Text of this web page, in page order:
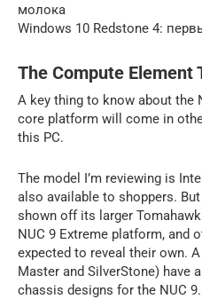
молока
Windows 10 Redstone 4:
The Compute Element
A key thing to know about the
core platform will come in
this PC.
The model I’m reviewing is
also available to shoppers.
shown off its larger
NUC 9 Extreme platform, and
expected to reveal their own.
Master and SilverStone) have
chassis designs for the NUC